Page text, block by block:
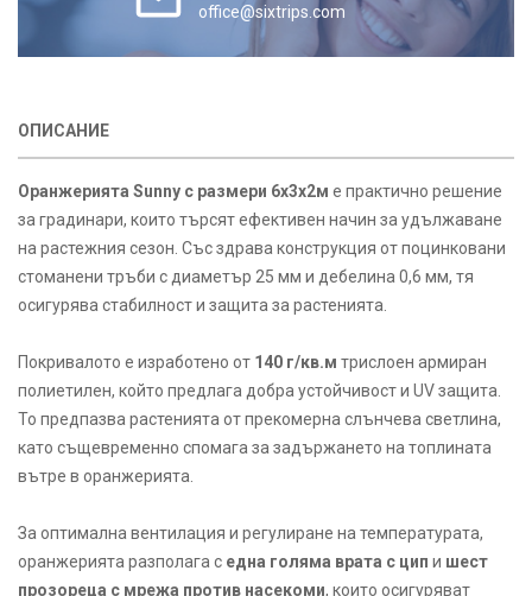
office@sixtrips.com
ОПИСАНИЕ
Оранжерията Sunny с размери 6х3х2м е практично решение
за градинари, които търсят ефективен начин за удължаване
на растежния сезон. Със здрава конструкция от поцинковани
стоманени тръби с диаметър 25 мм и дебелина 0,6 мм, тя
осигурява стабилност и защита за растенията.
Покривалото е изработено от 140 г/кв.м трислоен армиран
полиетилен, който предлага добра устойчивост и UV защита.
То предпазва растенията от прекомерна слънчева светлина,
като същевременно спомага за задържането на топлината
вътре в оранжерията.
За оптимална вентилация и регулиране на температурата,
оранжерията разполага с една голяма врата с цип и шест
прозореца с мрежа против насекоми, които осигуряват